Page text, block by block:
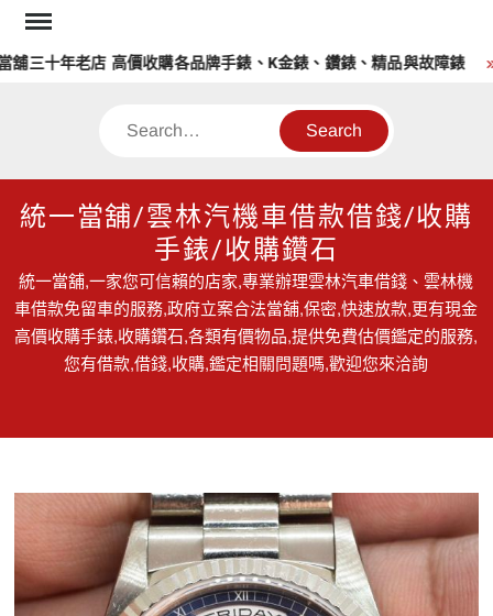
Skip
content
年老店 高價收購各品牌手錶、K金錶、鑽錶、精品與故障錶
Search
統一當舖/雲林汽機車借款借錢/收購
手錶/收購鑽石
統一當舖,一家您可信賴的店家,專業辦理雲林汽車借錢、雲林機
車借款免留車的服務,政府立案合法當舖,保密,快速放款,更有現金
高價收購手錶,收購鑽石,各類有價物品,提供免費估價鑑定的服務,
您有借款,借錢,收購,鑑定相關問題嗎,歡迎您來洽詢